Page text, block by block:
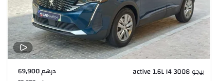
بيجو 3008 active 1.6L I4 درهم 69,900